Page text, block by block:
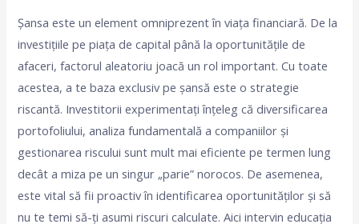
Șansa este un element omniprezent în viața financiară. De la
investițiile pe piața de capital până la oportunitățile de
afaceri, factorul aleatoriu joacă un rol important. Cu toate
acestea, a te baza exclusiv pe șansă este o strategie
riscantă. Investitorii experimentați înțeleg că diversificarea
portofoliului, analiza fundamentală a companiilor și
gestionarea riscului sunt mult mai eficiente pe termen lung
decât a miza pe un singur „parie” norocos. De asemenea,
este vital să fii proactiv în identificarea oportunităților și să
nu te temi să-ți asumi riscuri calculate. Aici intervin educația